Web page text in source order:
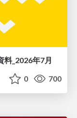
_2026年7月
0 700